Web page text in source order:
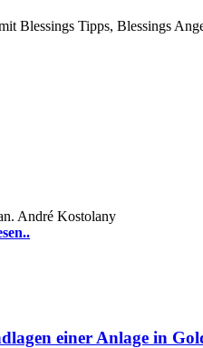
Blessings Tipps, Blessings
André Kostolany
einer Anlage in